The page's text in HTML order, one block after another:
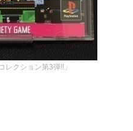
レクション第3弾!!」